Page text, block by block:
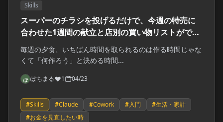
Skills
スーパーのチラシを投げるだけで、今週の特売に
合わせた1週間の献立と店別の買い物リストができ
る
毎週の夕食、いちばん時間を取られるのは作る時間じゃな
くて「何作ろう」と決める時間...
ぽちまる 1 04/23
#Skills #Claude #Cowork #入門 #生活・家計
#お金を見直したい時